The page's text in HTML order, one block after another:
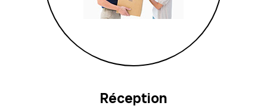
Réception